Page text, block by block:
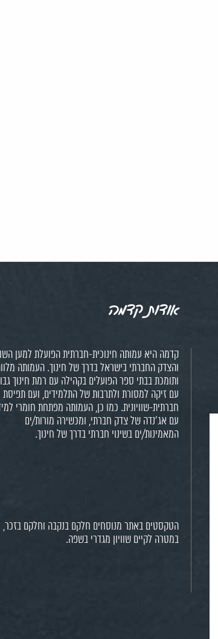
אודות קדמה
קדמה היא עמותה חינוכית-חברתית הפועלת למען
והצדק החברתי בישראל בדרך של חינוך. העמותה
ותומכת בבתי ספר הפועלים בקהילה עם רמת חינוך
עם זיקה למסורת ולתרבות של התלמידים, ועם תפיסת
חברתית-שוויונית. כמו כן, העמותה מפתחת חומרי
עם אג'נדה של צדק חברתי, ומכשירה מורות/ים
המאמינות/ים בשינוי חברתי בדרך של חינוך.
הטקסטים באתר מנוסחים חלקם בנקבה וחלקם בזכר,
במטרה לקיים שוויון מגדרי בשפה.